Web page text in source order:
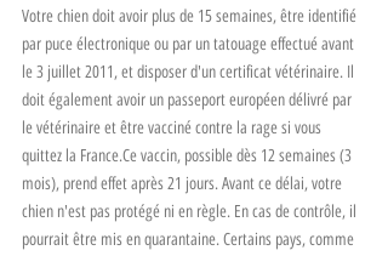
Votre chien doit avoir plus de 15 semaines, être identifié
par puce électronique ou par un tatouage effectué avant
le 3 juillet 2011, et disposer d'un certificat vétérinaire. Il
doit également avoir un passeport européen délivré par
le vétérinaire et être vacciné contre la rage si vous
quittez la France.Ce vaccin, possible dès 12 semaines (3
mois), prend effet après 21 jours. Avant ce délai, votre
chien n'est pas protégé ni en règle. En cas de contrôle, il
pourrait être mis en quarantaine. Certains pays, comme